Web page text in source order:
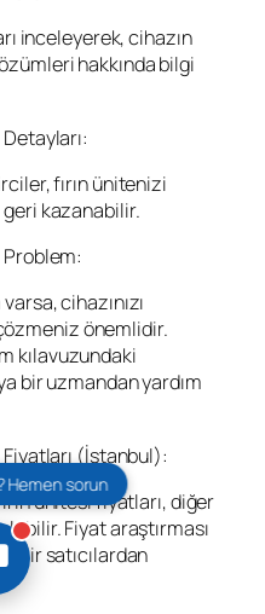
inceleyerek, cihazın
hakkında bilgi
fırın ünitenizi
geri kazanabilir.
Problem:
cihazınızı
önemlidir.
kılavuzundaki
bir uzmandan yardım
Fiyatları (İstanbul):
ünitesi fiyatları, diğer
Fiyat araştırması
satıcılardan
Hemen sorun